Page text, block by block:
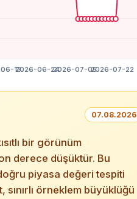
07.08.2026
bir görünüm
derece düşüktür. Bu
piyasa değeri tespiti
örneklem büyüklüğü